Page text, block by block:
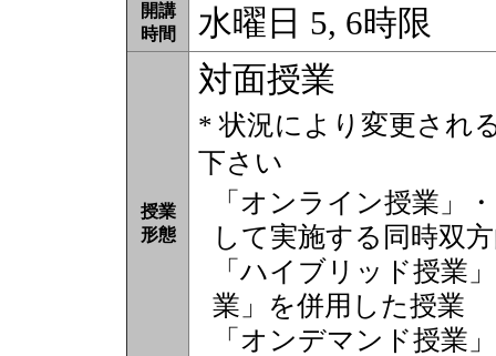
開講
時間
水曜日 5, 6時限
授業
形態
対面授業
* 状況により変更され
下さい
「オンライン授業」
して実施する同時双
「ハイブリッド授業
業」を併用した授業
「オンデマンド授業